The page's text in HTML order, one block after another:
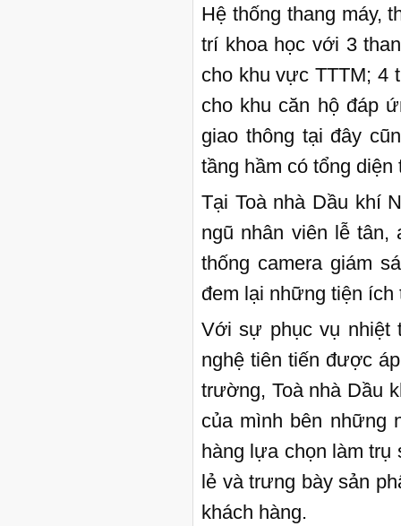
Hệ thống thang máy,
trí khoa học với 3
cho khu vực TTTM; 4
cho khu căn hộ đáp
giao thông tại đây
tầng hầm có tổng
Tại Toà nhà Dầu khí
ngũ nhân viên lễ tân,
thống camera giám
đem lại những tiện ích
Với sự phục vụ nhiệt
nghệ tiên tiến được
trường, Toà nhà Dầu
của mình bên những
hàng lựa chọn làm trụ
lẻ và trưng bày sản
khách hàng.